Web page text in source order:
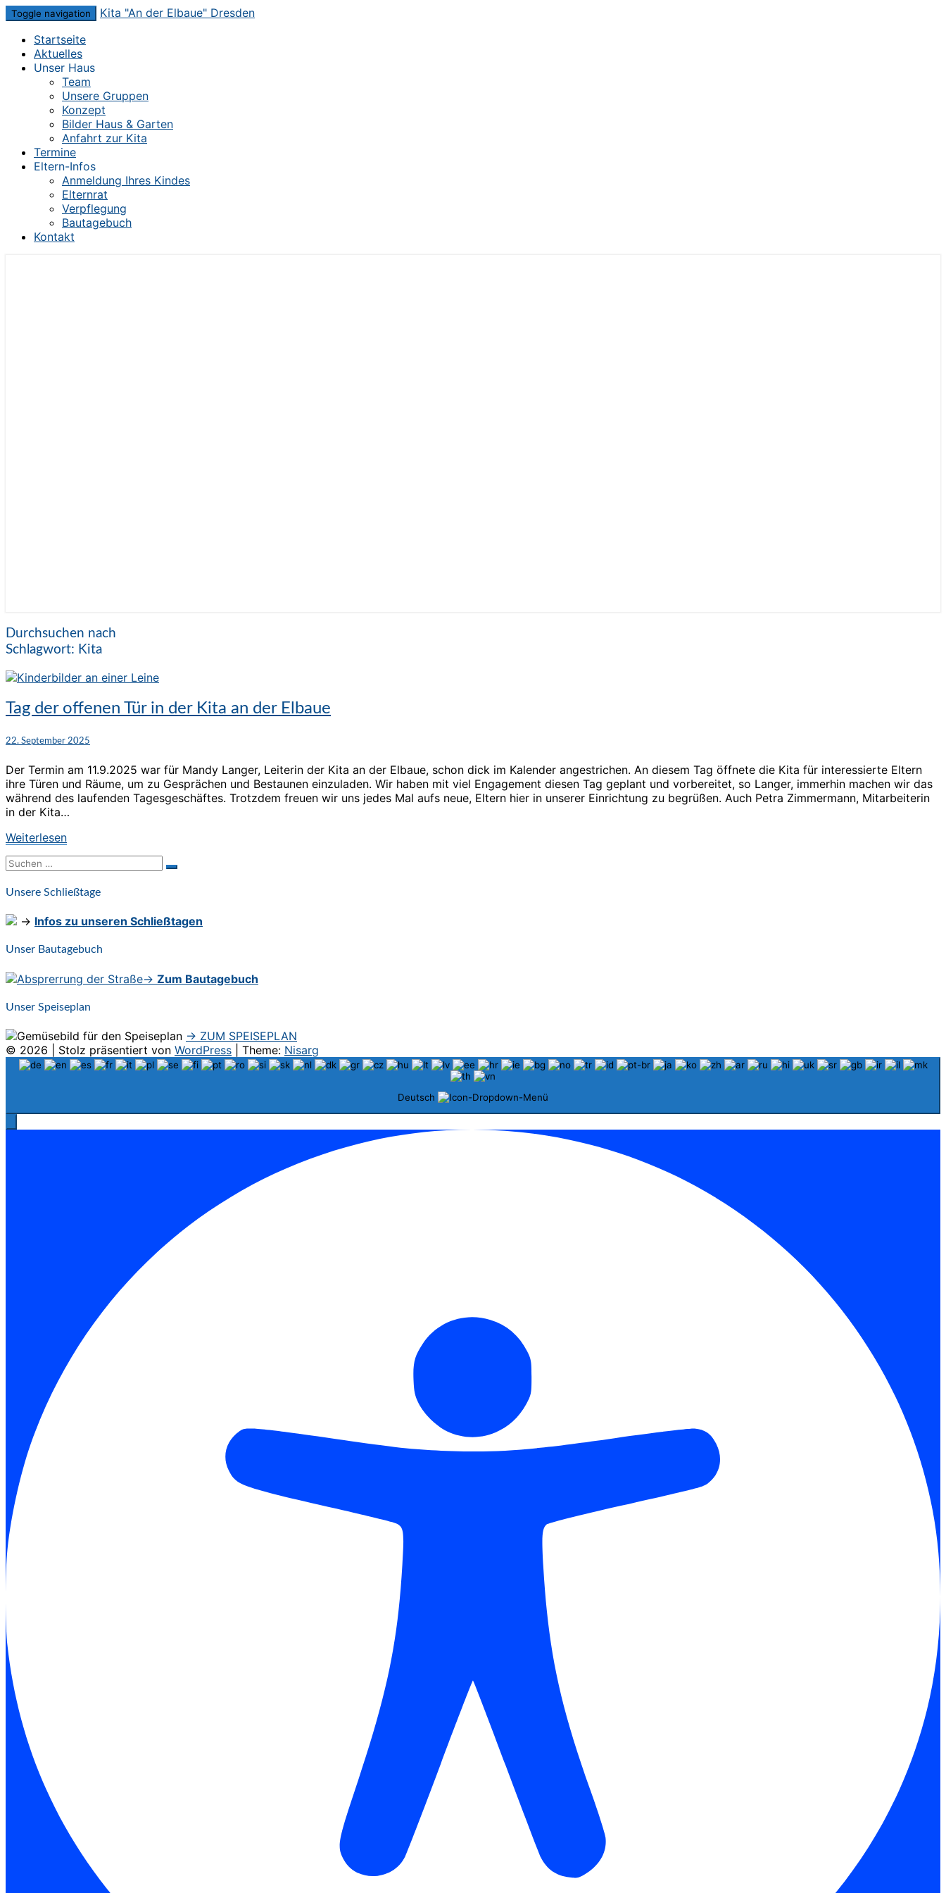
Skip
content
Toggle navigation
Kita "An der Elbaue" Dresden
Startseite
Aktuelles
Unser Haus
Team
Unsere Gruppen
Konzept
Bilder Haus & Garten
Anfahrt zur Kita
Termine
Eltern-Infos
Anmeldung Ihres Kindes
Elternrat
Verpflegung
Bautagebuch
Kontakt
Durchsuchen nach
Schlagwort: Kita
Tag
der
offenen
Tür
der
Kita
an
der
Elbaue
Tag der offenen Tür in der Kita an der Elbaue
22. September 2025
Der Termin am 11.9.2025 war für Mandy Langer, Leiterin der Kita an der Elbaue, schon dick im Kalender angestrichen. An diesem Tag öffnete die Kita für interessierte Eltern
ihre Türen und Räume, um zu Gesprächen und Bestaunen einzuladen. Wir haben mit viel Engagement diesen Tag geplant und vorbereitet, so Langer, immerhin machen wir das
während des laufenden Tagesgeschäftes. Trotzdem freuen wir uns jedes Mal aufs neue, Eltern hier in unserer Einrichtung zu begrüßen. Auch Petra Zimmermann, Mitarbeiterin
in der Kita…
WeiterlesenWeiterlesen
Suchen
nach:
Suchen
Unsere Schließtage
→ Infos zu unseren Schließtagen
Unser Bautagebuch
→ Zum Bautagebuch
Unser Speiseplan
→ ZUM SPEISEPLAN
© 2026
Stolz präsentiert von WordPress Theme: Nisarg
Deutsch